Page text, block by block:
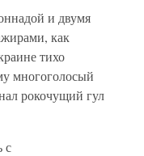
и двумя
как
тихо
многоголосый
рокочущий гул
с